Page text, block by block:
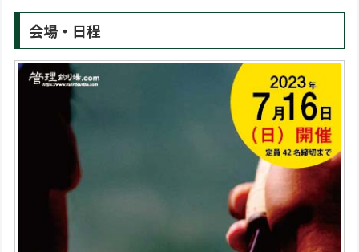
会場・日程